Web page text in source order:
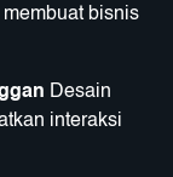
bisnis
Desain
interaksi